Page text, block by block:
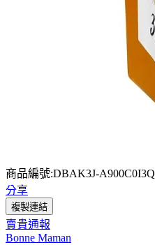
商品編號:DBAK3J-A900C0I3Q
分享
複製連結
賣貴通報
Bonne Maman